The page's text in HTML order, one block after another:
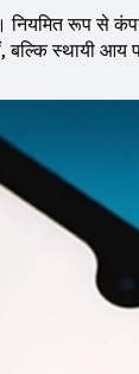
रूप से
स्थायी आय